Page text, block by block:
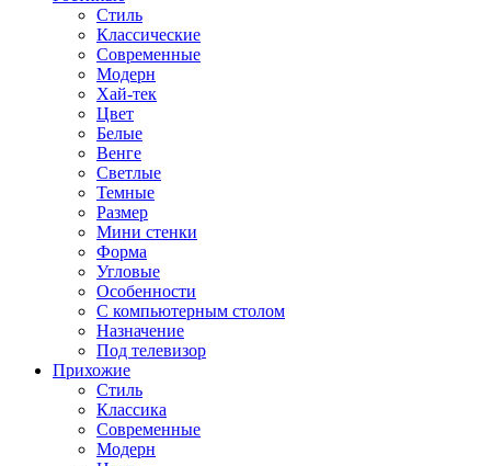
Стиль
Классические
Современные
Модерн
Хай-тек
Цвет
Белые
Венге
Светлые
Темные
Размер
Мини стенки
Форма
Угловые
Особенности
С компьютерным столом
Назначение
Под телевизор
Прихожие
Стиль
Классика
Современные
Модерн